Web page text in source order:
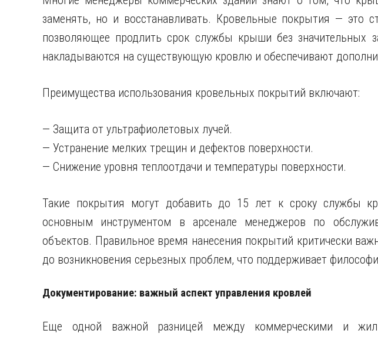
заменять, но и восстанавливать. Кровельные покрытия — это
позволяющее продлить срок службы крыши без значительных
накладываются на существующую кровлю и обеспечивают
Преимущества использования кровельных покрытий включают:
— Защита от ультрафиолетовых лучей.
— Устранение мелких трещин и дефектов поверхности.
— Снижение уровня теплоотдачи и температуры поверхности.
Такие покрытия могут добавить до 15 лет к сроку службы
основным инструментом в арсенале менеджеров по
объектов. Правильное время нанесения покрытий критически
до возникновения серьезных проблем, что поддерживает
Документирование: важный аспект управления кровлей
Еще одной важной разницей между коммерческими и